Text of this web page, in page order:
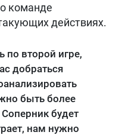
команде
действиях.
по второй игре,
добраться
быть более
будет
нам нужно